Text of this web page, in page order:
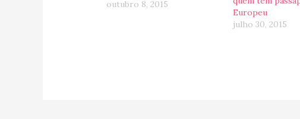
outubro 8, 2015
Europeu
julho 30, 2015